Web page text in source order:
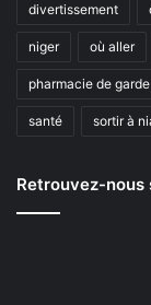
divertissement
niger où aller
pharmacie de
santé sortir à
Retrouvez-nous